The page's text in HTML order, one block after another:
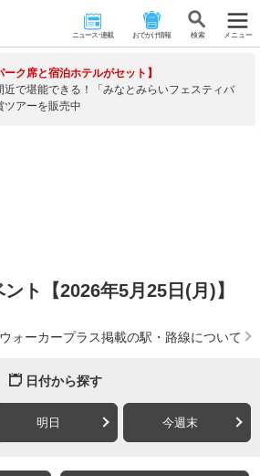
ニュース･連載 おでかけ情報 検 索 メニュー
ーク席と宿泊ホテルがセット】
近で堪能できる！「みなとみらいフェスティバ
ツアーを販売中
ト【2026年5月25日(月)】
ウォーカープラス掲載の駅・路線について
日付から探す
明日 今週末